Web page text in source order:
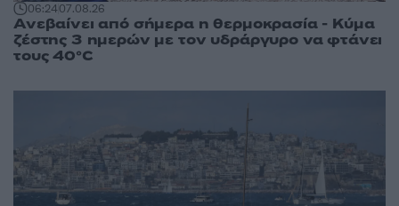
06:2407.08.26
Ανεβαίνει από σήμερα η θερμοκρασία - Κύμα
ζέστης 3 ημερών με τον υδράργυρο να φτάνει
τους 40°C